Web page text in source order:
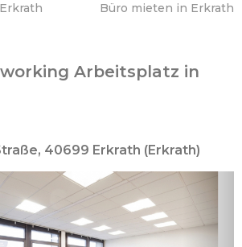
Büro mieten in Erkrath
Arbeitsplatz in
40699 Erkrath (Erkrath)